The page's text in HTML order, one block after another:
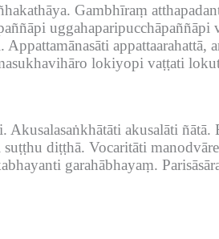
Gambhīraṃ
uggahaparipucchāpaññāpi
Appattamānasāti appattaarahattā,
lokiyopi vaṭṭati
Akusalasaṅkhātāti akusalāti ñātā.
diṭṭhā. Vocaritāti
garahābhayaṃ.